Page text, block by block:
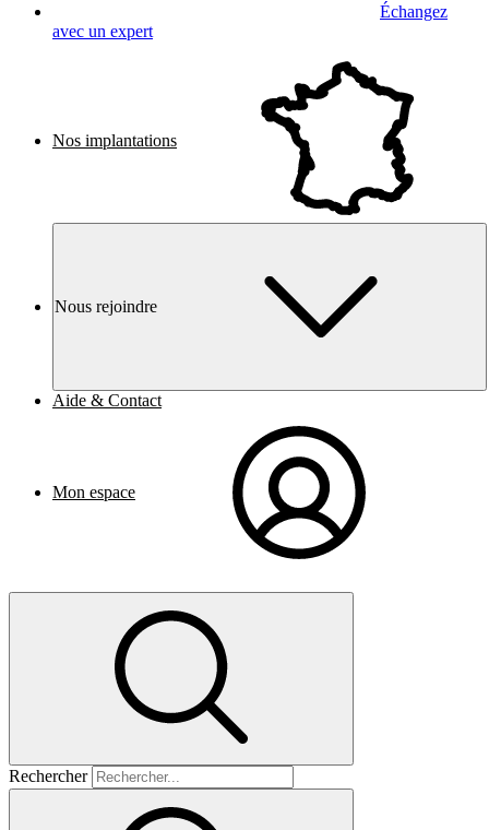
Échangez
avec un expert
Nos implantations
Nous rejoindre
Aide & Contact
Mon espace
Rechercher